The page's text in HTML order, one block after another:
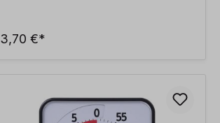
3,70 €*